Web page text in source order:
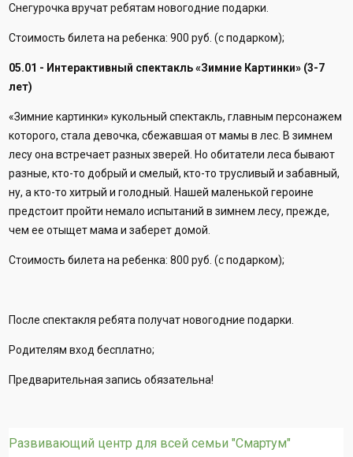
Снегурочка вручат ребятам новогодние подарки.
Стоимость билета на ребенка: 900 руб. (с подарком);
05.01 - Интерактивный спектакль «Зимние Картинки» (3-7
лет)
«Зимние картинки» кукольный спектакль, главным персонажем
которого, стала девочка, сбежавшая от мамы в лес. В зимнем
лесу она встречает разных зверей. Но обитатели леса бывают
разные, кто-то добрый и смелый, кто-то трусливый и забавный,
ну, а кто-то хитрый и голодный. Нашей маленькой героине
предстоит пройти немало испытаний в зимнем лесу, прежде,
чем ее отыщет мама и заберет домой.
Стоимость билета на ребенка: 800 руб. (с подарком);
После спектакля ребята получат новогодние подарки.
Родителям вход бесплатно;
Предварительная запись обязательна!
Развивающий центр для всей семьи "Смартум"